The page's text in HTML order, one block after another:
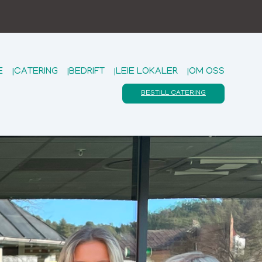
|CATERING |BEDRIFT |LEIE LOKALER |OM OSS
BESTILL CATERING